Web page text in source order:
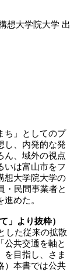
想大学院大学 出
ち」としてのプ
し、内発的な発
ん、域外の視点
いは富山市をフ
想大学院大学の
・民間事業者と
めた。
」より抜粋）
した従来の拡散
公共交通を軸と
を目指し、さま
）本書では公共